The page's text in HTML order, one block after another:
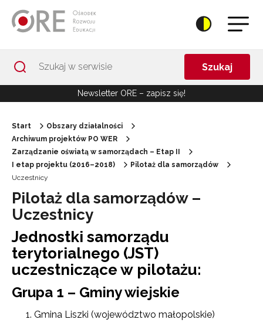
Szukaj
Newsletter ORE – zapisz się!
Start
Obszary działalności
Archiwum projektów PO WER
Zarządzanie oświatą w samorządach – Etap II
I etap projektu (2016–2018)
Pilotaż dla samorządów
Uczestnicy
Pilotaż dla samorządów –
Uczestnicy
Jednostki samorządu
terytorialnego (JST)
uczestniczące w pilotażu:
Grupa 1 – Gminy wiejskie
Gmina Liszki (województwo małopolskie)